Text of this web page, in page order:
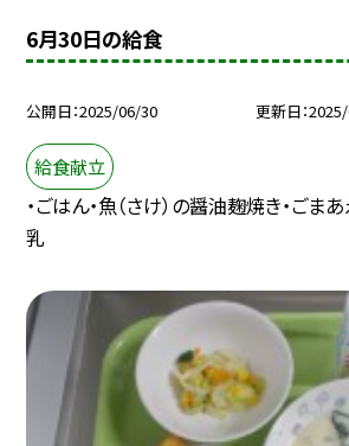
6月30日の給食
公開日 2025/06/30 更新日
給食献立
・ごはん・魚（さけ）の醤油麹焼き・ごま
乳